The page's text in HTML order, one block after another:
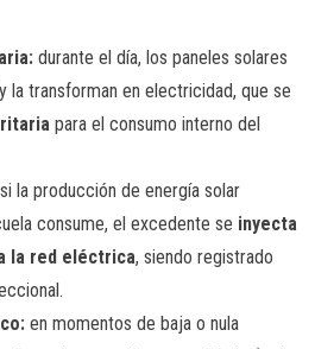
durante el día, los paneles solares
la transforman en electricidad, que se
para el consumo interno del
si la producción de energía solar
consume, el excedente se inyecta
la red eléctrica, siendo registrado
en momentos de baja o nula